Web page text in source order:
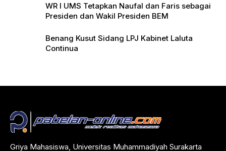
WR I UMS Tetapkan Naufal dan Faris sebagai
Presiden dan Wakil Presiden BEM
Benang Kusut Sidang LPJ Kabinet Laluta
Continua
Griya Mahasiswa, Universitas Muhammadiyah Surakarta